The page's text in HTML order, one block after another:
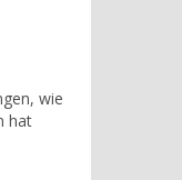
wie
hat